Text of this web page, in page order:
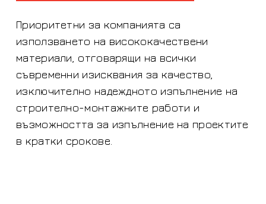
Приоритетни за компанията са
използването на висококачествени
материали, отговарящи на всички
съвременни изисквания за качество,
изключително надеждното изпълнение на
строително-монтажните работи и
възможността за изпълнение на проектите
в кратки срокове.